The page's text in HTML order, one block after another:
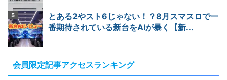
とある2やスト6じゃない！？8月スマスロで一
番期待されている新台をAIが暴く【新...
会員限定記事アクセスランキング